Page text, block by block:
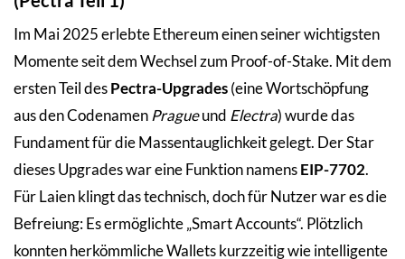
Im Mai 2025 erlebte Ethereum einen seiner wichtigsten
Momente seit dem Wechsel zum Proof-of-Stake. Mit dem
ersten Teil desPectra-Upgrades(eine Wortschöpfung
aus den Codenamen Pragueund Electra) wurde das
Fundament für die Massentauglichkeit gelegt. Der Star
dieses Upgrades war eine Funktion namensEIP-7702.
Für Laien klingt das technisch, doch für Nutzer war es die
Befreiung: Es ermöglichte „Smart Accounts“. Plötzlich
konnten herkömmliche Wallets kurzzeitig wie intelligente